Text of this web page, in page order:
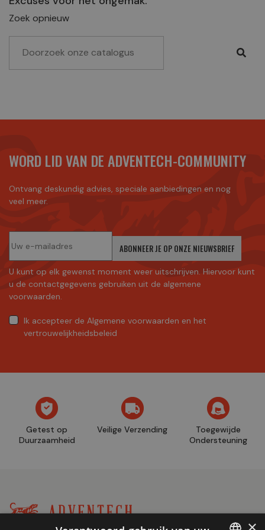
Zoek opnieuw
WORD LID VAN DE ADVENTECH-COMMUNITY
Ontvang deskundig advies, speciale aanbiedingen en nog
veel meer.
ABONNEER JE OP ONZE NIEUWSBRIEF
U kunt op elk gewenst moment weer uitschrijven. Hiervoor kunt
u de contactgegevens gebruiken uit de algemene
voorwaarden.
Ik accepteer de Algemene voorwaarden en het
vertrouwelijkheidsbeleid
Getest op
Duurzaamheid
Veilige Verzending
Toegewijde
Ondersteuning